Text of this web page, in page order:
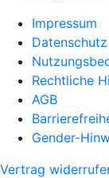
Impressum
Datenschutz
Rechtliche
AGB
Gender-
Vertrag